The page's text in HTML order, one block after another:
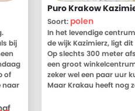
bij
of
naar
je
Puro Krakow
Soort: polen
In het levendige
de wijk Kazimierz, ligt
Op slechts 300 meter
een groot
zeker wel een paar uur
Maar Krakau heeft nog
schuif je aan in het